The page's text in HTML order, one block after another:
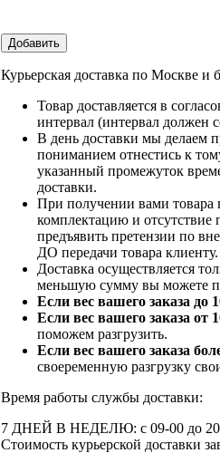
Добавить
Курьерская доставка по Москве
Товар доставляется в
интервал (интервал должен
В день доставки мы делаем
пониманием отнестись к
указанный промежуток
доставки.
При получении вами товара
комплектацию и
предъявить претензии по
ДО передачи товара клиенту.
Доставка осуществляется
меньшую сумму вы можете
Если вес вашего заказа до
Если вес вашего заказа от
поможем разгрузить.
Если вес вашего заказа
своеременную разгрузку
Время работы службы доставки:
7 ДНЕЙ В НЕДЕЛЮ: с 09-00 до
Стоимость курьерской доставки